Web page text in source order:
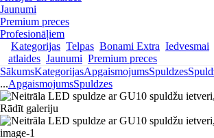
Jaunumi
Premium preces
Profesionāļiem
Kategorijas Telpas Bonami Extra Iedvesmai
atlaides Jaunumi Premium preces
SākumsKategorijasApgaismojumsSpuldzes
...ApgaismojumsSpuldzes
Rādīt galeriju